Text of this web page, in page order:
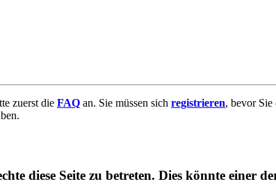
zuerst die FAQ an. Sie müssen sich registrieren, bevor Sie
diese Seite zu betreten. Dies könnte einer